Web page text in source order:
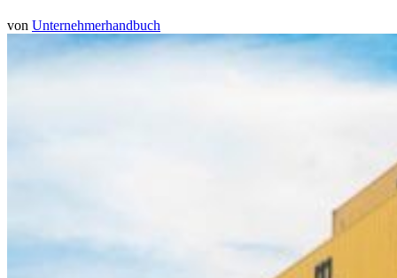
von Unternehmerhandbuch